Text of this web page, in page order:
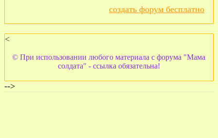
создать форум бесплатно
<
© При использовании любого материала с форума "Мама
солдата" - ссылка обязательна!
-->